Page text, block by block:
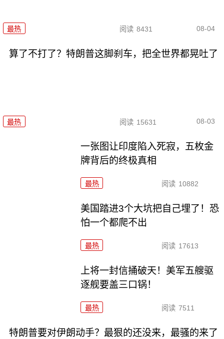
最热 阅读 8431 08-04
算了不打了？特朗普这脚刹车，把全世界都晃吐了
最热 阅读 15631 08-03
一张图让印度陷入死寂，五枚金
牌背后的终极真相
最热 阅读 10882
美国踏进3个大坑把自己埋了！恐
怕一个都爬不出
最热 阅读 17613
上将一封信捅破天！美军五艘驱
逐舰要盖三口锅！
最热 阅读 7511
特朗普要对伊朗动手？最狠的还没来，最骚的来了